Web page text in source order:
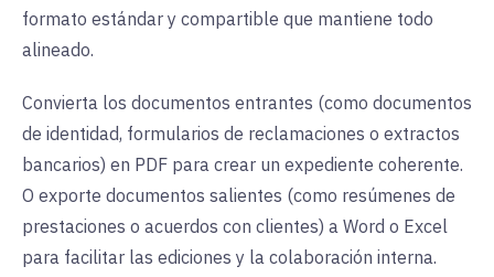
formato estándar y compartible que mantiene todo
alineado.
Convierta los documentos entrantes (como documentos
de identidad, formularios de reclamaciones o extractos
bancarios) en PDF para crear un expediente coherente.
O exporte documentos salientes (como resúmenes de
prestaciones o acuerdos con clientes) a Word o Excel
para facilitar las ediciones y la colaboración interna.